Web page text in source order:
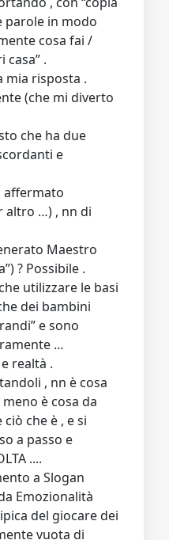
parole in modo
cosa fai /
.
mia risposta .
(che mi diverto
che ha due
e
affermato
altro …) , nn di
Maestro
? Possibile .
utilizzare le basi
dei bambini
e sono
…
realtà .
, nn è cosa
è cosa da
che è , e si
a passo e
....
a Slogan
Emozionalità
del giocare dei
vuota di